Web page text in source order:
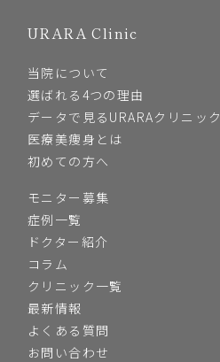
URARA Clinic
当院について
選ばれる4つの理由
データで見るURARAクリニック
医療美痩身とは
初めての方へ
モニター募集
症例一覧
ドクター紹介
コラム
クリニック一覧
最新情報
よくある質問
お問い合わせ